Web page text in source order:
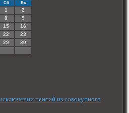
Сб Вс
1
2
8
9
15
16
22
23
29
30
пенсий из совокупного